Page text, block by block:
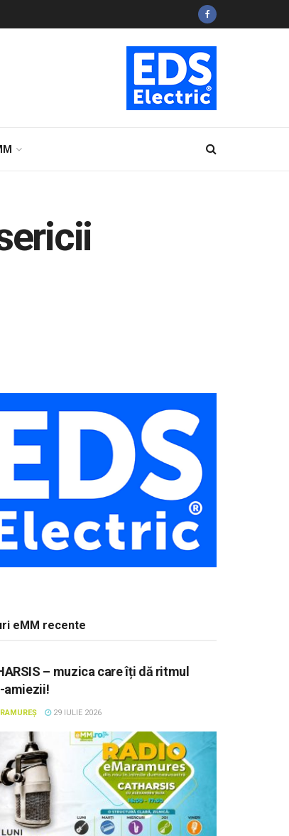
eMM recente
– muzica care îți dă ritmul
amiezii!
29 IULIE 2026